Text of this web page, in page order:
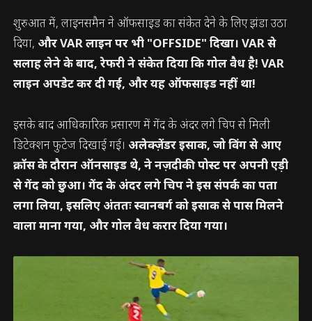
शुरुआत में, लाइनसमैन ने ऑफसाइड का संकेत देने के लिए झंडा उठा
दिया, और VAR लाइन पर भी "OFFSIDE" दिखा। VAR से
सलाह लेने के बाद, रेफरी ने संकेत दिया कि गोल वैध है! VAR
लाइन अपडेट कर दी गई, और यह ऑफसाइड नहीं था!
इसके बाद आधिकारिक प्रसारण में गेंद के अंदर लगे चिप से मिली
डिटेक्शन फुटेज दिखाई गई। अलेक्ज़ेंडर इसाक, जो विंग से आए
क्रॉस के दौरान ऑनसाइड थे, ने नज़दीकी पोस्ट पर अपनी एड़ी
से गेंद को छुआ। गेंद के अंदर लगे चिप ने इस संपर्क का पता
लगा लिया, इसलिए अंततः स्वानबर्ग को इसाक से पास मिलने
वाला माना गया, और गोल वैध करार दिया गया।